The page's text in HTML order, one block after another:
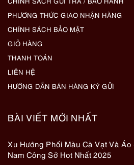
PHƯƠNG THỨC GIAO NHẬN HÀNG
CHÍNH SÁCH BẢO MẬT
GIỎ HÀNG
THANH TOÁN
LIÊN HỆ
HƯỚNG DẪN BÁN HÀNG KÝ GỬI
BÀI VIẾT MỚI NHẤT
Xu Hướng Phối Màu Cà Vạt Và
Nam Công Sở Hot Nhất 2025